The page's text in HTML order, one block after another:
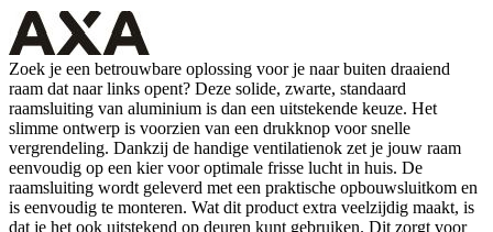
Zoek je een betrouwbare oplossing voor je naar buiten draaiend
raam dat naar links opent? Deze solide, zwarte, standaard
raamsluiting van aluminium is dan een uitstekende keuze. Het
slimme ontwerp is voorzien van een drukknop voor snelle
vergrendeling. Dankzij de handige ventilatienok zet je jouw raam
eenvoudig op een kier voor optimale frisse lucht in huis. De
raamsluiting wordt geleverd met een praktische opbouwsluitkom en
is eenvoudig te monteren. Wat dit product extra veelzijdig maakt, is
dat je het ook uitstekend op deuren kunt gebruiken. Dit zorgt voor